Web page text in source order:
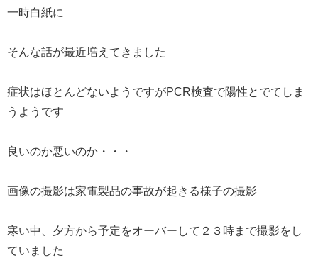
一時白紙に
そんな話が最近増えてきました
症状はほとんどないようですがPCR検査で陽性とでてしま
うようです
良いのか悪いのか・・・
画像の撮影は家電製品の事故が起きる様子の撮影
寒い中、夕方から予定をオーバーして２３時まで撮影をし
ていました